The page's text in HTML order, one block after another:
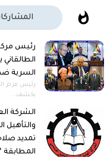
رئيس مركز
السرية
رئيس مركز
يكشف...
الشركة
تمديد
المطابقة